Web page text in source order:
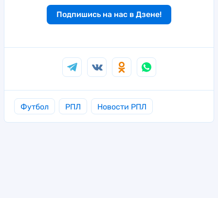
Подпишись на нас в Дзене!
Футбол РПЛ Новости РПЛ